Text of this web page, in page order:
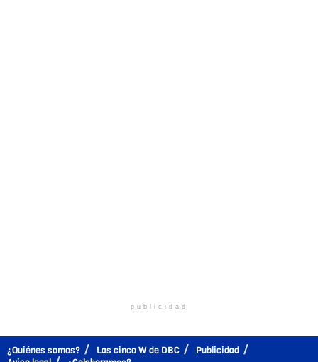
publicidad
¿Quiénes somos? Las cinco W de DBC
Publicidad